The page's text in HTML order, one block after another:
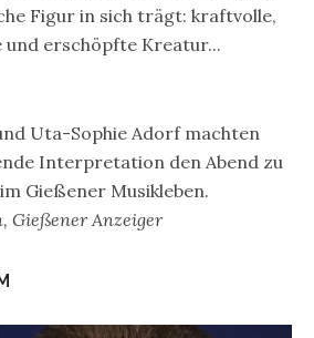
Figur in sich trägt: kraftvolle,
und erschöpfte Kreatur...
Uta-Sophie Adorf machten
Interpretation den Abend zu
Gießener Musikleben.
Gießener Anzeiger